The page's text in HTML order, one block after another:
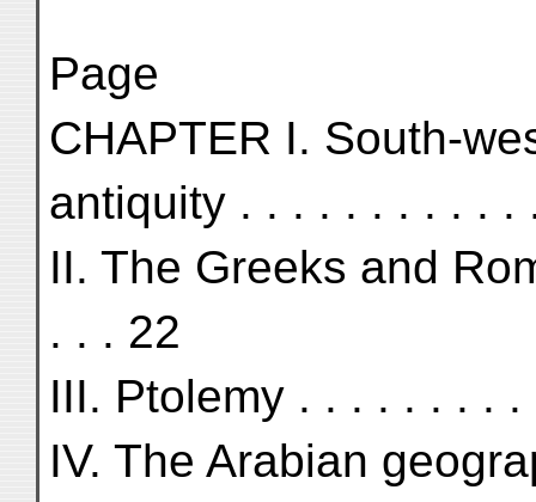
Page
CHAPTER I. South-
antiquity . . . . . . . . . . .
II. The Greeks and
. . . 22
III. Ptolemy . . . . . . . .
IV. The Arabian